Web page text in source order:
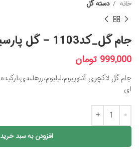
خانه دسته گل
جام گل_کد1103 – گل پارسیان
999,000 تومان
ای
افزودن به سبد خرید